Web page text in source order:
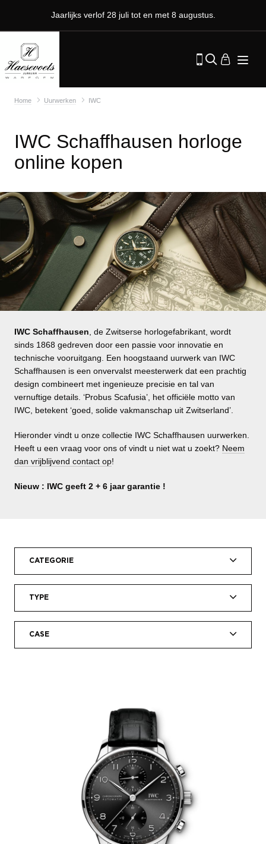
Jaarlijks verlof 28 juli tot en met 8 augustus.
Home Uurwerken IWC
IWC Schaffhausen horloge
online kopen
IWC Schaffhausen , de Zwitserse horlogefabrikant, wordt
sinds 1868 gedreven door een passie voor innovatie en
technische vooruitgang. Een hoogstaand uurwerk van IWC
Schaffhausen is een onvervalst meesterwerk dat een prachtig
design combineert met ingenieuze precisie en tal van
vernuftige details. ‘Probus Scafusia’, het officiële motto van
IWC, betekent ‘goed, solide vakmanschap uit Zwitserland’.
Hieronder vindt u onze collectie IWC Schaffhausen uurwerken.
Heeft u een vraag voor ons of vindt u niet wat u zoekt? Neem
dan vrijblijvend contact op!
Nieuw : IWC geeft 2 + 6 jaar garantie !
CATEGORIE
TYPE
CASE